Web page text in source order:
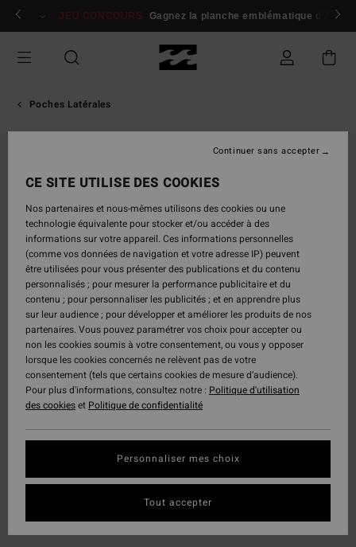
Passer
Se connecter / s'inscrire
JEU CONCOURS Gagnez la planche emblématique d'Andy
Poches Latérales
CE SITE UTILISE DES COOKIES
Nos partenaires et nous-mêmes utilisons des cookies ou une
technologie équivalente pour stocker et/ou accéder à des
informations sur votre appareil. Ces informations personnelles
(comme vos données de navigation et votre adresse IP) peuvent
être utilisées pour vous présenter des publications et du contenu
personnalisés ; pour mesurer la performance publicitaire et du
contenu ; pour personnaliser les publicités ; et en apprendre plus
sur leur audience ; pour développer et améliorer les produits de nos
partenaires. Vous pouvez paramétrer vos choix pour accepter ou
non les cookies soumis à votre consentement, ou vous y opposer
lorsque les cookies concernés ne relèvent pas de votre
consentement (tels que certains cookies de mesure d’audience).
Pour plus d'informations, consultez notre : Politique d'utilisation
des cookieset Politique de confidentialité
Personnaliser mes choix
Continuer sans accepter
Tout accepter